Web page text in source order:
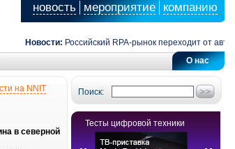
новость мероприятие компанию
Новости: Российский RPA-рынок переходит от
О нас
Поиск:
Тесты цифровой техники
на NNIT
в северной